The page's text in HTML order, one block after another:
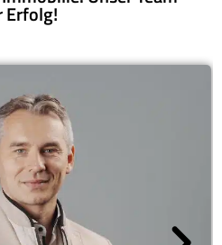
Erfolg!